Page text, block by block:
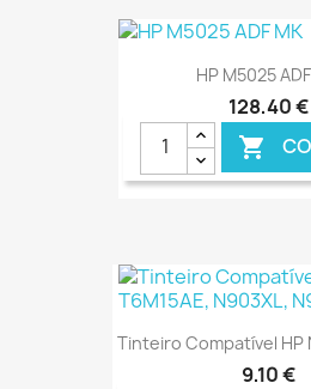
HP M5025
128,40 €

Tinteiro Compatível HP
9,10 €